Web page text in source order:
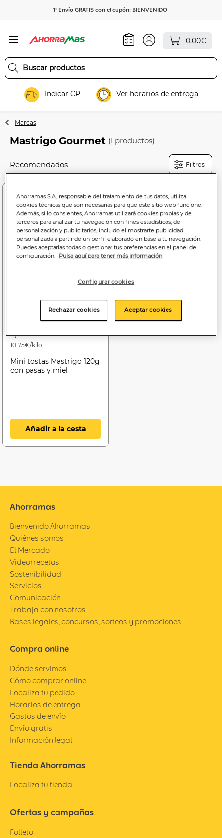
1º Envío GRATIS con el cupón: BIENVENIDO
0,00€
Indicar CP Ver horarios de entrega
Marcas
Mastrigo Gourmet (1 productos)
Filtros
1,29€
10,75€/kilo
Mini tostas Mastrigo 120g
con pasas y miel
Añadir a la cesta
Ahorramas
Bienvenido Ahorramas
Quiénes somos
El Mercado
Videorrecetas
Sostenibilidad
Servicios
Comunicación
Trabaja con nosotros
Bases legales, concursos, sorteos y promociones
Compra online
Dónde servimos
Cómo comprar online
Localiza tu pedido
Horarios de entrega
Gastos de envío
Envío gratis
Información legal
Tienda Ahorramas
Localiza tu tienda
Ofertas y campañas
Folleto
Ahorramas S.A., responsable del tratamiento de tus datos, utiliza
cookies técnicas que son necesarias para que este sitio web funcione.
Además, si lo consientes, Ahorramas utilizará cookies propias y de
terceros para analizar tu navegación con fines estadísticos, de
personalización y publicitarios, incluido el mostrarte publicidad
personalizada a partir de un perfil elaborado en base a tu navegación.
Puedes aceptarlas todas o gestionar tus preferencias en el panel de
configuración. Pulsa aquí para tener más información
Configurar cookies
Rechazar cookies Aceptar cookies